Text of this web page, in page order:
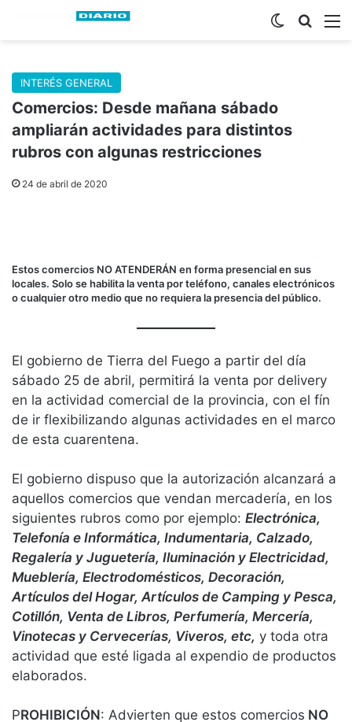
Buscar
Switch skin
INTERÉS GENERAL
Comercios: Desde mañana sábado
ampliarán actividades para distintos
rubros con algunas restricciones
24 de abril de 2020
Estos comercios NO ATENDERÁN en forma presencial en sus
locales. Solo se habilita la venta por teléfono, canales electrónicos
o cualquier otro medio que no requiera la presencia del público.
El gobierno de Tierra del Fuego a partir del día
sábado 25 de abril, permitirá la venta por delivery
en la actividad comercial de la provincia, con el fín
de ir flexibilizando algunas actividades en el marco
de esta cuarentena.
El gobierno dispuso que la autorización alcanzará a
aquellos comercios que vendan mercadería, en los
siguientes rubros como por ejemplo: Electrónica,
Telefonía e Informática, Indumentaria, Calzado,
Regalería y Juguetería, Iluminación y Electricidad,
Mueblería, Electrodomésticos, Decoración,
Artículos del Hogar, Artículos de Camping y Pesca,
Cotillón, Venta de Libros, Perfumería, Mercería,
Vinotecas y Cervecerías, Viveros, etc, y toda otra
actividad que esté ligada al expendio de productos
elaborados.
PROHIBICIÓN: Advierten que estos comercios NO